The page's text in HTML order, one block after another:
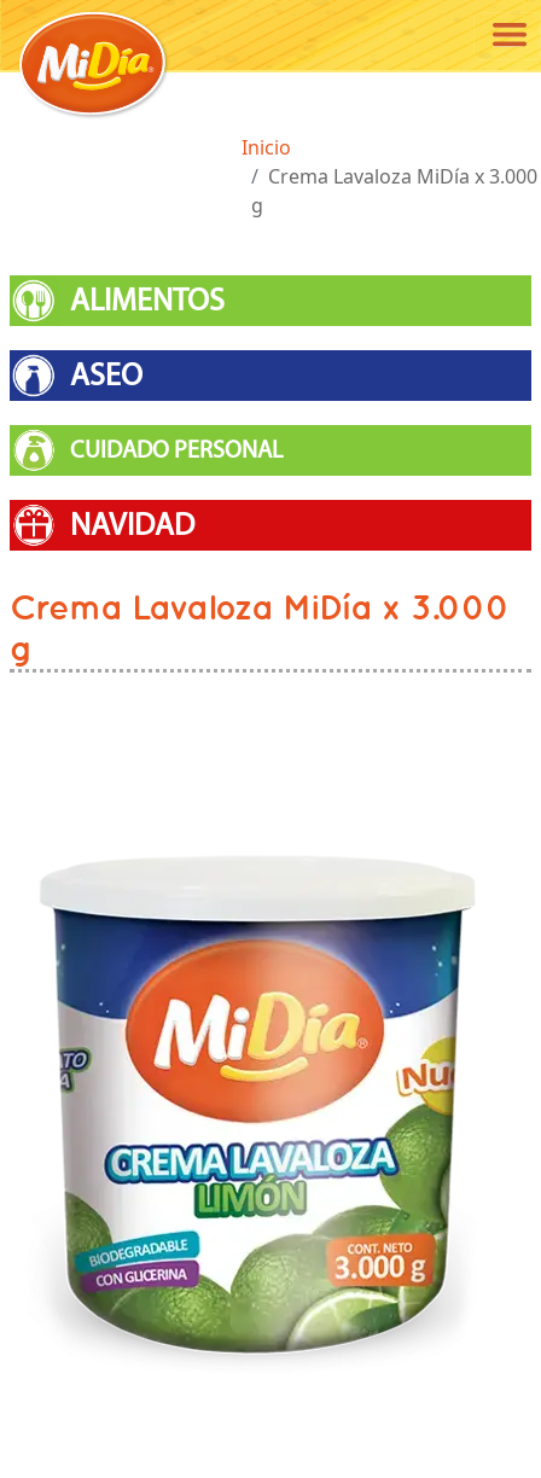
Pasar al contenido principal
Ruta de navegación
Inicio
Crema Lavaloza MiDía x 3.000
g
ALIMENTOS
ASEO
CUIDADO PERSONAL
NAVIDAD
Crema Lavaloza MiDía x 3.000
g